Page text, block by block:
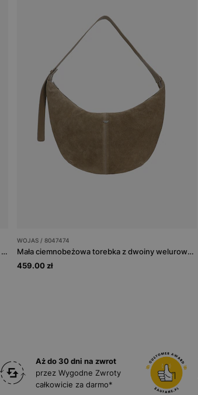
Wysokie śniegowce damskie RELAKS w kolorze czarnym
WOJAS / 8047474
Mała ciemnobeżowa torebka z dwoiny welurowej i skóry licowej
459.00 zł
Aż do 30 dni na zwrot
przez Wygodne Zwroty
całkowicie za darmo*